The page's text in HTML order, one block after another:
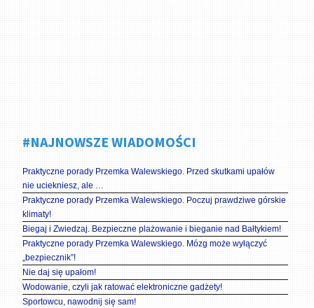
#NAJNOWSZE WIADOMOŚCI
Praktyczne porady Przemka Walewskiego. Przed skutkami upałów
nie uciekniesz, ale …
Praktyczne porady Przemka Walewskiego. Poczuj prawdziwe górskie
klimaty!
Biegaj i Zwiedzaj. Bezpieczne plażowanie i bieganie nad Bałtykiem!
Praktyczne porady Przemka Walewskiego. Mózg może wyłączyć
„bezpiecznik”!
Nie daj się upałom!
Wodowanie, czyli jak ratować elektroniczne gadżety!
Sportowcu, nawodnij się sam!